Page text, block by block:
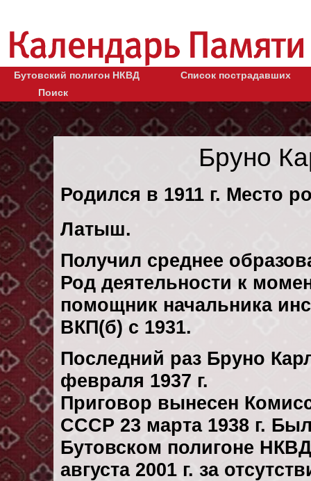
Бутовский полигон НКВД
Список пострадавших
Поиск
Бруно
Родился в 1911 г. Место
Латыш.
Получил среднее
Род деятельности к
помощник начальника
ВКП(б) с 1931.
Последний раз Бруно
февраля 1937 г.
Приговор вынесен
СССР 23 марта 1938 г.
Бутовском полигоне
августа 2001 г. за